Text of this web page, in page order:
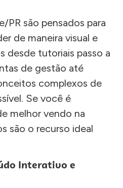
PR são pensados para
de maneira visual e
desde tutoriais passo a
de gestão até
complexos de
Se você é
melhor vendo na
são o recurso ideal
Interativo e